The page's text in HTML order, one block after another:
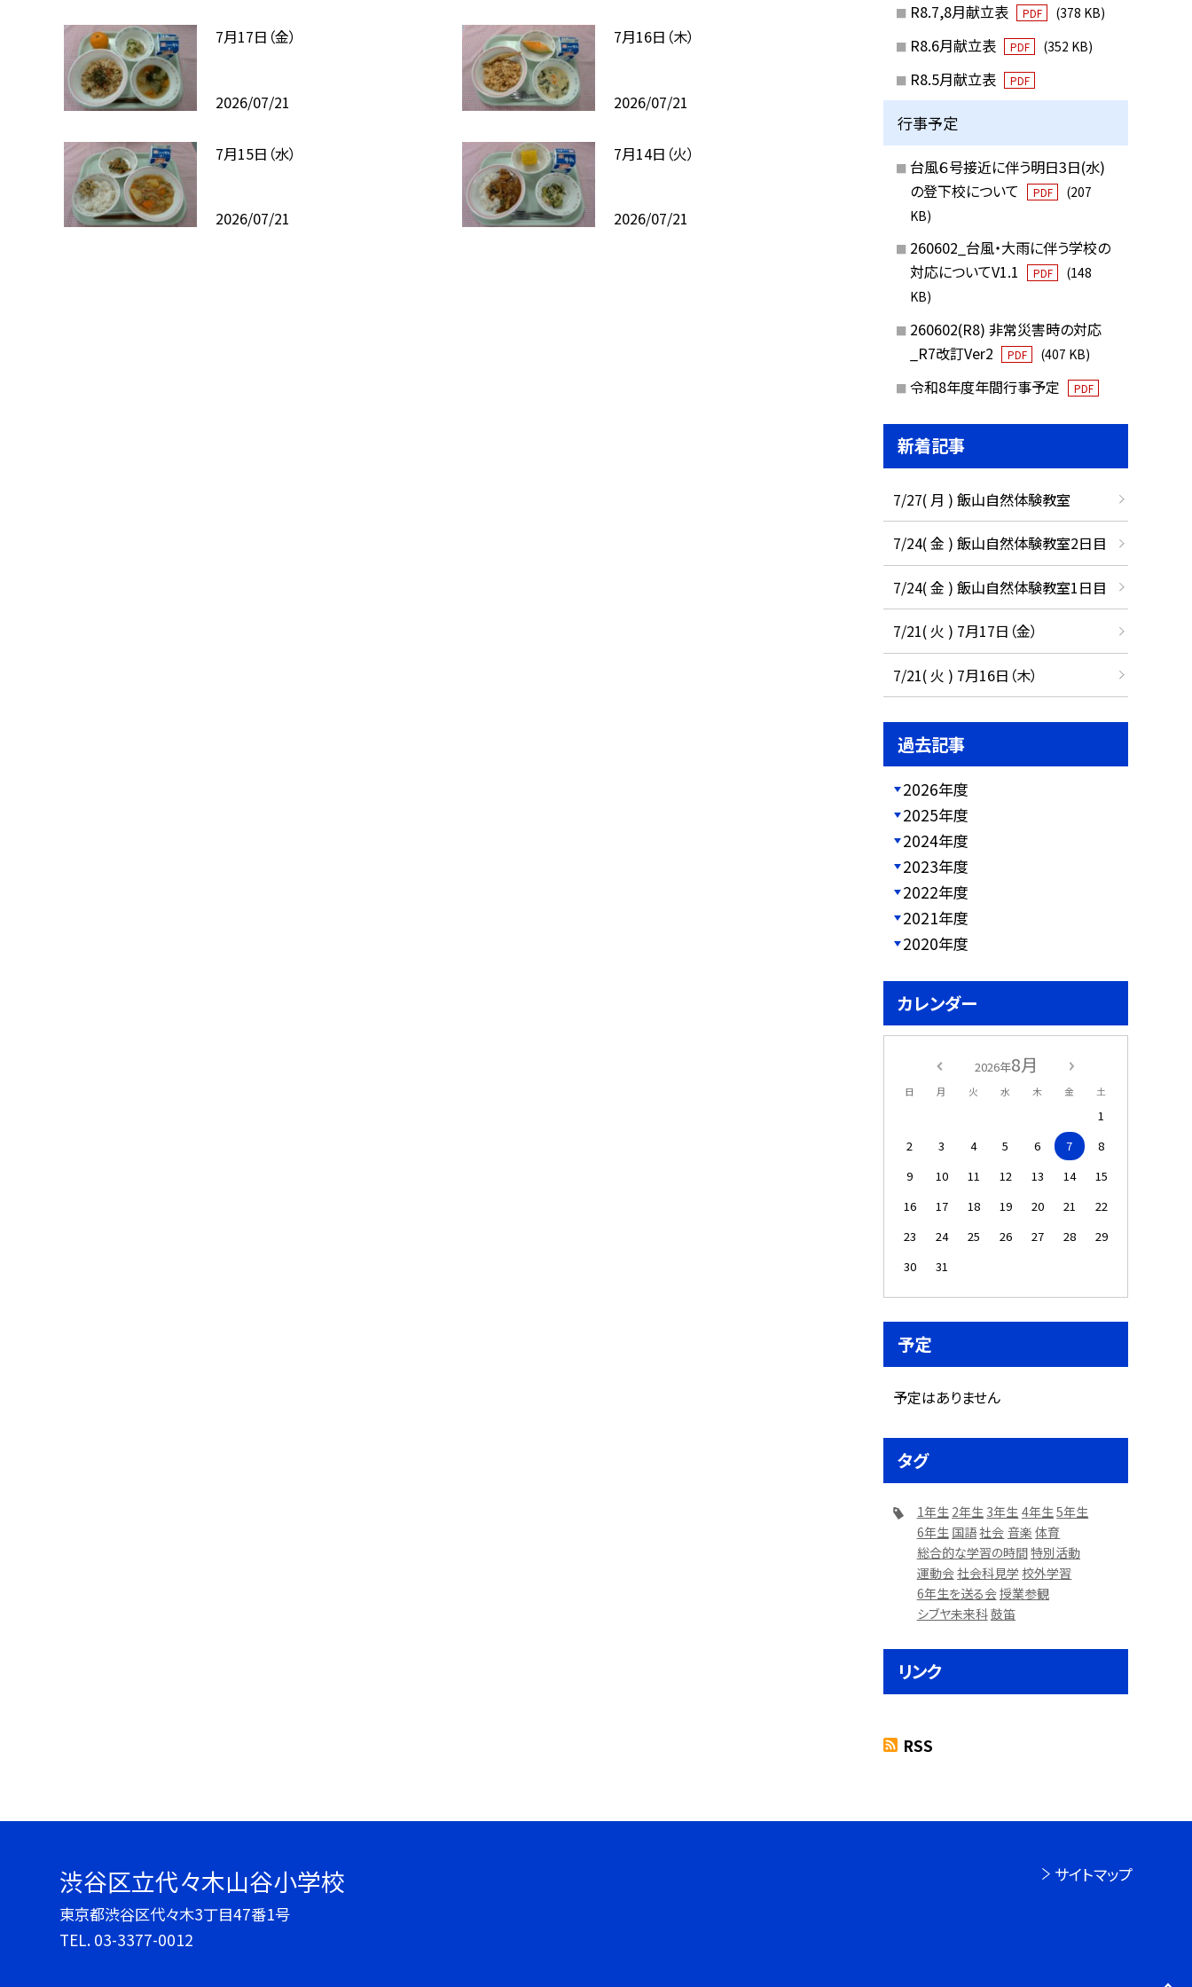
7月17日（金）
2026/07/21
7月16日（木）
2026/07/21
7月15日（水）
2026/07/21
7月14日（火）
2026/07/21
R8.7,8月献立表 PDF (378 KB)
R8.6月献立表 PDF (352 KB)
R8.5月献立表 PDF
行事予定
台風６号接近に伴う明日3日(水)
の登下校について
PDF
(207
KB)
260602_台風・大雨に伴う学校の
対応についてV1.1
PDF
(148
KB)
260602(R8) 非常災害時の対応
_R7改訂Ver2
PDF (407 KB)
令和8年度年間行事予定 PDF
新着記事
7/27( 月 ) 飯山自然体験教室
7/24( 金 ) 飯山自然体験教室2日目
7/24( 金 ) 飯山自然体験教室1日目
7/21( 火 ) 7月17日（金）
7/21( 火 ) 7月16日（木）
過去記事
2026年度
2025年度
2024年度
2023年度
2022年度
2021年度
2020年度
カレンダー
2026年8月
日 月 火 水 木 金 土
1
2
3 4 5 6 7
8
9
10 11 12 13 14
15
16
17 18 19 20 21
22
23
24 25 26 27 28
29
30
31
予定
予定はありません
タグ
1年生 2年生 3年生 4年生5年生
6年生 国語社会 音楽 体育
総合的な学習の時間特別活動
運動会社会科見学 校外学習
6年生を送る会授業参観
シブヤ未来科鼓笛
リンク
RSS
渋谷区立代々木山谷小学校
東京都渋谷区代々木3丁目47番1号
TEL. 03-3377-0012
サイトマップ